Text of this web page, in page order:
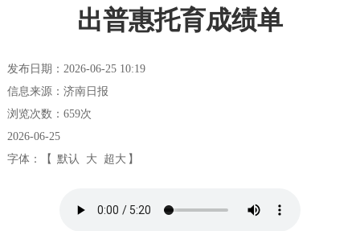
出普惠托育成绩单
发布日期：2026-06-25 10:19
信息来源：济南日报
浏览次数： 659次
2026-06-25
字体：【 默认 大 超大 】